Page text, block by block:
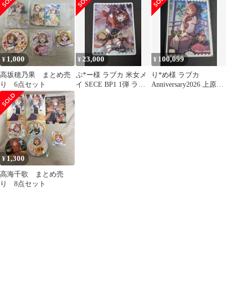
果
¥ 1,000
高坂穂乃果 まとめ売
り 6点セット
¥ 23,000
ぷ*ー様 ラブカ 米女メ
イ SECE BP1 1弾 ラブ
¥ 100,099
り*め様 ラブカ
Anniversary2026 上原歩
¥ 1,300
高海千歌 まとめ売
り 8点セット